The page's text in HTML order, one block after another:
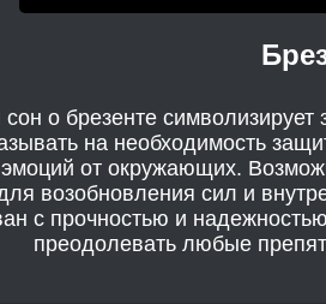
о брезенте символизирует
на необходимость
от окружающих.
возобновления сил и
с прочностью и
преодолевать любые